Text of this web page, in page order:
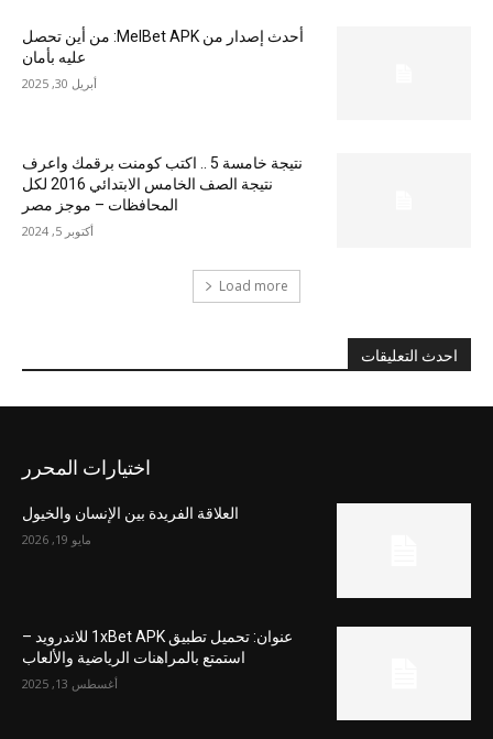
أحدث إصدار من MelBet APK: من أين تحصل
عليه بأمان
أبريل 30, 2025
نتيجة خامسة 5 .. اكتب كومنت برقمك واعرف
نتيجة الصف الخامس الابتدائي 2016 لكل
المحافظات – موجز مصر
أكتوبر 5, 2024
Load more
احدث التعليقات
اختيارات المحرر
العلاقة الفريدة بين الإنسان والخيول
مايو 19, 2026
عنوان: تحميل تطبيق 1xBet APK للاندرويد –
استمتع بالمراهنات الرياضية والألعاب
أغسطس 13, 2025